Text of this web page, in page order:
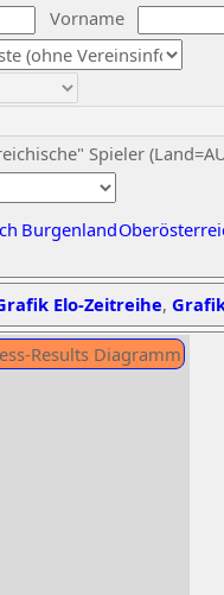
Vorname
Spieler
Burgenland
Elo-Zeitreihe,